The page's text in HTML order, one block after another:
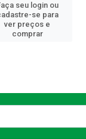
seu login ou
se para
ver preços e
comprar